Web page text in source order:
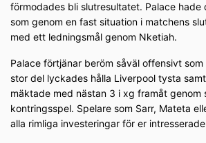
förmodades bli slutresultatet. Palace hade
som genom en fast situation i matchens
med ett ledningsmål genom Nketiah.
Palace förtjänar beröm såväl offensivt
stor del lyckades hålla Liverpool tysta
mäktade med nästan 3 i xg framåt genom
kontringsspel. Spelare som Sarr, Mateta
alla rimliga investeringar för er